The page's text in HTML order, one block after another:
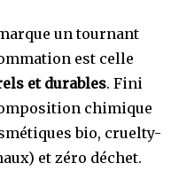
un tournant
est celle
et durables. Fini
chimique
bio, cruelty-
et zéro déchet.